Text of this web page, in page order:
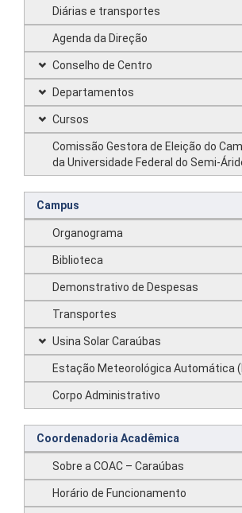
Diárias e transportes
Agenda da Direção
Conselho de Centro
Departamentos
Cursos
Comissão Gestora de Eleição do
da Universidade Federal do Semi-
Campus
Organograma
Biblioteca
Demonstrativo de Despesas
Transportes
Usina Solar Caraúbas
Estação Meteorológica Automática
Corpo Administrativo
Coordenadoria Acadêmica
Sobre a COAC – Caraúbas
Horário de Funcionamento